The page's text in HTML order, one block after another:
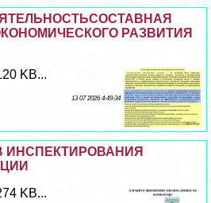
РАЗВИТИЯ
KB...
13 07 2026 4:49:34
ИНСПЕКТИРОВАНИЯ
KB...